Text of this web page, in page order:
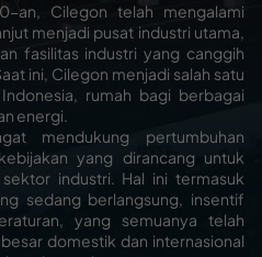
an, Cilegon telah mengalami
menjadi pusat industri utama,
fasilitas industri yang canggih
ini, Cilegon menjadi salah satu
rumah bagi berbagai
energi.
mendukung pertumbuhan
yang dirancang untuk
industri. Hal ini termasuk
sedang berlangsung, insentif
yang semuanya telah
domestik dan internasional